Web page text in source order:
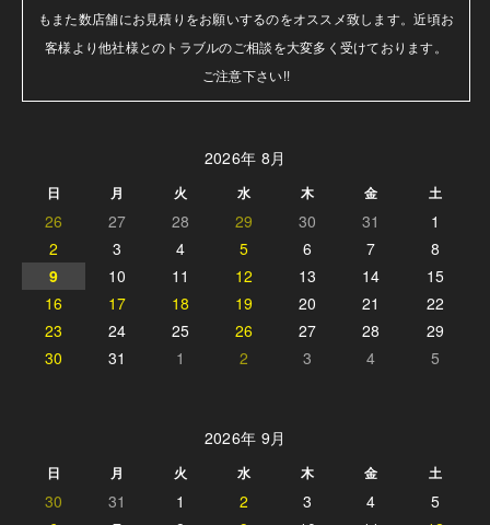
もまた数店舗にお見積りをお願いするのをオススメ致します。近頃お
客様より他社様とのトラブルのご相談を大変多く受けております。
ご注意下さい!!
2026年 8月
日 月 火 水 木 金 土
26 27 28 29 30 31
1
2
3 4 5 6 7
8
9
10 11 12 13 14
15
16
17 18 19 20 21
22
23
24 25 26 27 28
29
30
31 1 2 3 4 5
2026年 9月
日 月 火 水 木 金 土
30 31 1 2 3 4
5